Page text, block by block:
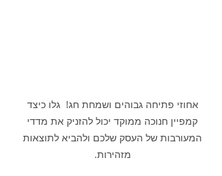
אחוזי פתיחה גבוהים ושמחת חג!  גלו כיצד
קמפיין חנוכה ממוקד יכול להזניק את מדדי
המעורבות של העסק שלכם ולהביא לתוצאות
מזהירות.